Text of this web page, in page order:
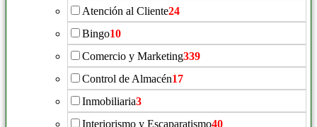
Atención al Cliente24
Bingo10
Comercio y Marketing339
Control de Almacén17
Inmobiliaria3
Interiorismo y Escaparatismo40